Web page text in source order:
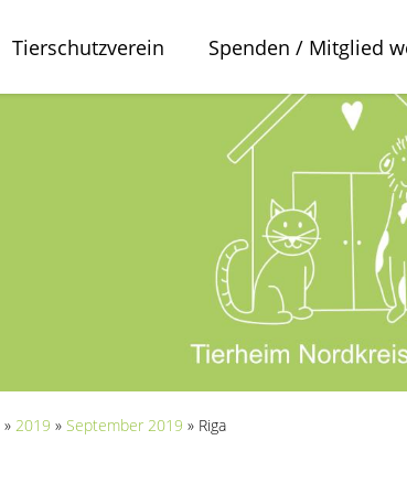
Tierschutzverein Spenden / Mitglied
» 2019 » September 2019 » Riga